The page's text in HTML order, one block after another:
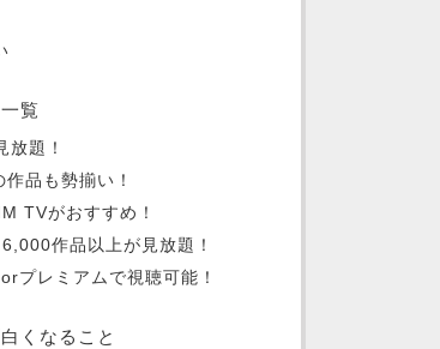
覧
題！
品も勢揃い！
TVがおすすめ！
作品以上が見放題！
プレミアムで視聴可能！
くなること